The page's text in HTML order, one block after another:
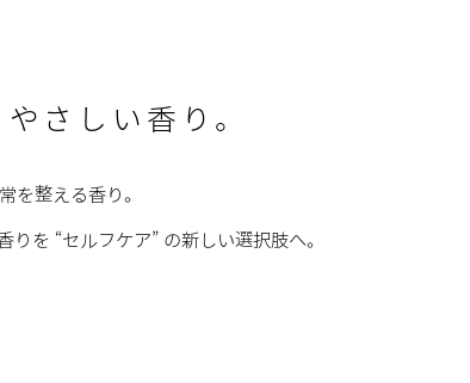
さしい香り。
を整える香り。
りを “セルフケア” の新しい選択肢へ。